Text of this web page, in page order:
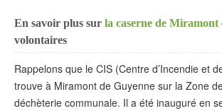
En savoir plus sur la caserne de Miramont
volontaires
Rappelons que le CIS (Centre d’Incendie et
trouve à Miramont de Guyenne sur la Zone
déchèterie communale. Il a été inauguré en